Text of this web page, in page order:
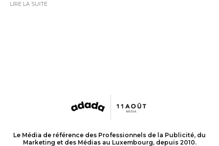
LIRE LA SUITE
Le Média de référence des Professionnels de la Publicité, du
Marketing et des Médias au Luxembourg, depuis 2010.